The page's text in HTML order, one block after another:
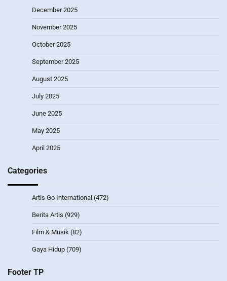
December 2025
November 2025
October 2025
September 2025
August 2025
July 2025
June 2025
May 2025
April 2025
Categories
Artis Go International (472)
Berita Artis (929)
Film & Musik (82)
Gaya Hidup (709)
Footer TP